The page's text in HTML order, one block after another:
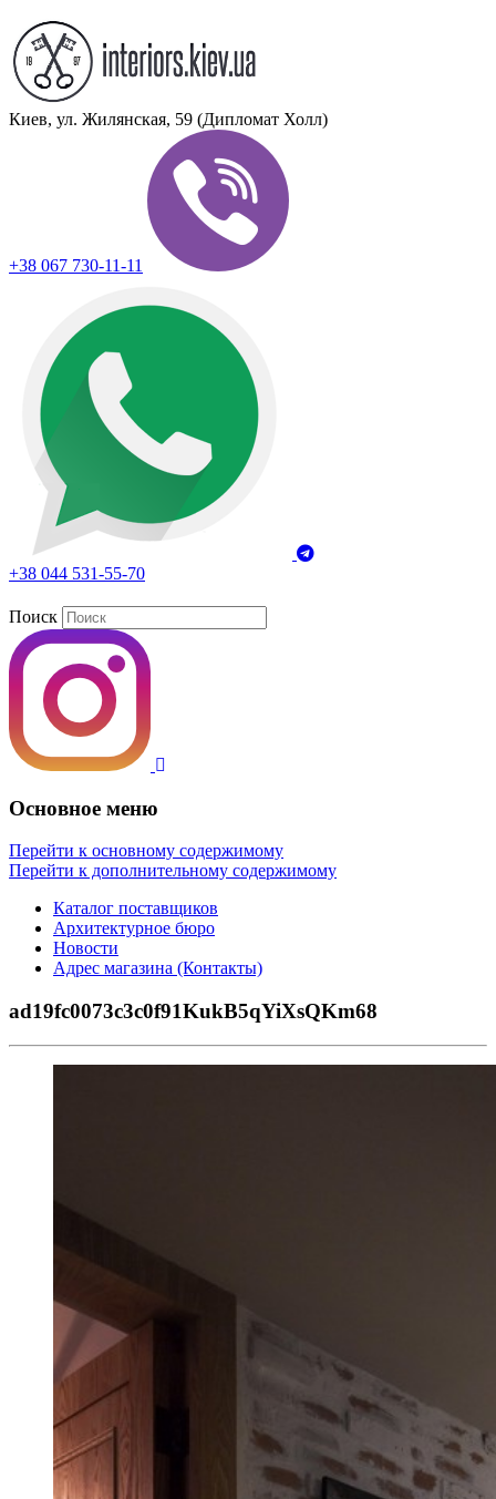
Киев, ул. Жилянская, 59 (Дипломат Холл)
+38 067 730-11-11
+38 044 531-55-70
Поиск
Основное меню
Перейти к основному содержимому
Перейти к дополнительному содержимому
Каталог поставщиков
Архитектурное бюро
Новости
Адрес магазина (Контакты)
ad19fc0073c3c0f91KukB5qYiXsQKm68